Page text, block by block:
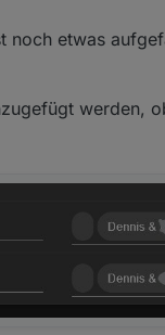
etwas
werden,